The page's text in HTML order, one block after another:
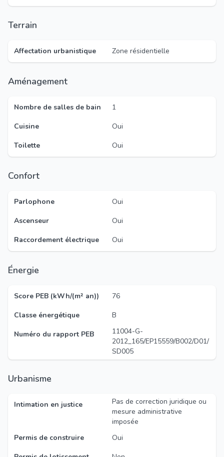
Terrain
Affectation urbanistique Zone résidentielle
Aménagement
Nombre de salles de bain
1
Cuisine
Oui
Toilette
Oui
Confort
Parlophone
Oui
Ascenseur
Oui
Raccordement électrique
Oui
Énergie
Score PEB (kWh/(m² an))
76
Classe énergétique
B
Numéro du rapport PEB
11004-G-
2012_165/EP15559/B002/D01/
SD005
Urbanisme
Intimation en justice
Pas de correction juridique ou
mesure administrative
imposée
Permis de construire
Oui